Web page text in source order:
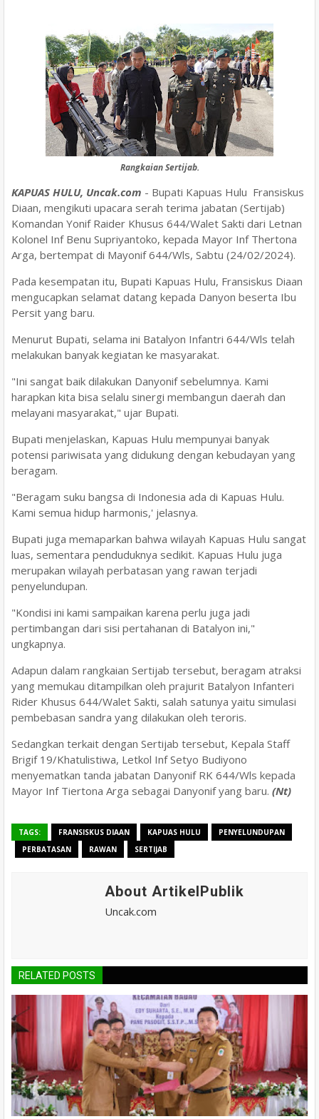
Rangkaian Sertijab.
KAPUAS HULU, Uncak.com - Bupati Kapuas Hulu Fransiskus
Diaan, mengikuti upacara serah terima jabatan (Sertijab)
Komandan Yonif Raider Khusus 644/Walet Sakti dari Letnan
Kolonel Inf Benu Supriyantoko, kepada Mayor Inf Thertona
Arga, bertempat di Mayonif 644/Wls, Sabtu (24/02/2024).
Pada kesempatan itu, Bupati Kapuas Hulu, Fransiskus Diaan
mengucapkan selamat datang kepada Danyon beserta Ibu
Persit yang baru.
Menurut Bupati, selama ini Batalyon Infantri 644/Wls telah
melakukan banyak kegiatan ke masyarakat.
"Ini sangat baik dilakukan Danyonif sebelumnya. Kami
harapkan kita bisa selalu sinergi membangun daerah dan
melayani masyarakat," ujar Bupati.
Bupati menjelaskan, Kapuas Hulu mempunyai banyak
potensi pariwisata yang didukung dengan kebudayan yang
beragam.
"Beragam suku bangsa di Indonesia ada di Kapuas Hulu.
Kami semua hidup harmonis,' jelasnya.
Bupati juga memaparkan bahwa wilayah Kapuas Hulu sangat
luas, sementara penduduknya sedikit. Kapuas Hulu juga
merupakan wilayah perbatasan yang rawan terjadi
penyelundupan.
"Kondisi ini kami sampaikan karena perlu juga jadi
pertimbangan dari sisi pertahanan di Batalyon ini,"
ungkapnya.
Adapun dalam rangkaian Sertijab tersebut, beragam atraksi
yang memukau ditampilkan oleh prajurit Batalyon Infanteri
Rider Khusus 644/Walet Sakti, salah satunya yaitu simulasi
pembebasan sandra yang dilakukan oleh teroris.
Sedangkan terkait dengan Sertijab tersebut, Kepala Staff
Brigif 19/Khatulistiwa, Letkol Inf Setyo Budiyono
menyematkan tanda jabatan Danyonif RK 644/Wls kepada
Mayor Inf Tiertona Arga sebagai Danyonif yang baru. (Nt)
TAGS: FRANSISKUS DIAAN KAPUAS HULU
PENYELUNDUPAN
PERBATASAN
RAWAN SERTIJAB
About ArtikelPublik
Uncak.com
RELATED POSTS